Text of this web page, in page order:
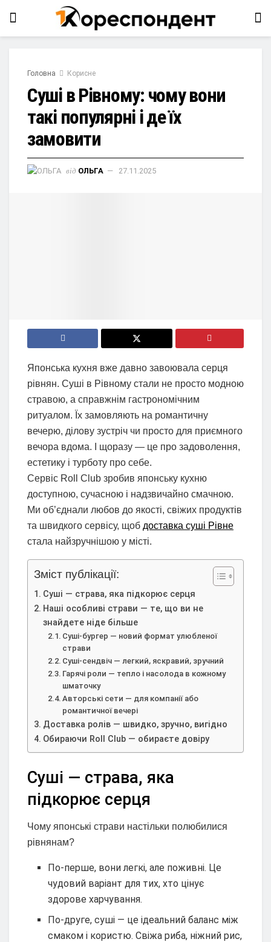
Головна Корисне
Суші в Рівному: чому вони
такі популярні і де їх
замовити
від ОЛЬГА 27.11.2025
Японська кухня вже давно завоювала серця
рівнян. Суші в Рівному стали не просто модною
стравою, а справжнім гастрономічним
ритуалом. Їх замовляють на романтичну
вечерю, ділову зустріч чи просто для приємного
вечора вдома. І щоразу — це про задоволення,
естетику і турботу про себе.
Сервіс Roll Club зробив японську кухню
доступною, сучасною і надзвичайно смачною.
Ми об’єднали любов до якості, свіжих продуктів
та швидкого сервісу, щоб доставка суші Рівне
стала найзручнішою у місті.
Зміст публікації:
Суші — страва, яка підкорює серця
Наші особливі страви — те, що ви не
знайдете ніде більше
Суші-бургер — новий формат улюбленої
страви
Суші-сендвіч — легкий, яскравий, зручний
Гарячі роли — тепло і насолода в кожному
шматочку
Авторські сети — для компанії або
романтичної вечері
Доставка ролів — швидко, зручно, вигідно
Обираючи Roll Club — обираєте довіру
Суші — страва, яка
підкорює серця
Чому японські страви настільки полюбилися
рівнянам?
По-перше, вони легкі, але поживні. Це
чудовий варіант для тих, хто цінує
здорове харчування.
По-друге, суші — це ідеальний баланс між
смаком і користю. Свіжа риба, ніжний рис,